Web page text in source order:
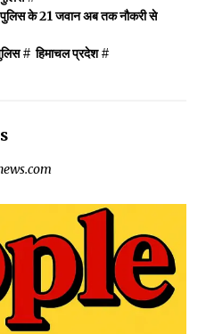
के 21 जवान अब तक नौकरी से
# हिमाचल प्रदेश#